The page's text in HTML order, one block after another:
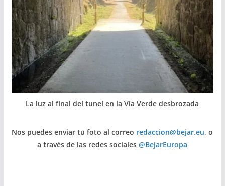
La luz al final del tunel en la Vía Verde desbrozada
Nos puedes enviar tu foto al correo redaccion@bejar.eu, o
a través de las redes sociales@BejarEuropa